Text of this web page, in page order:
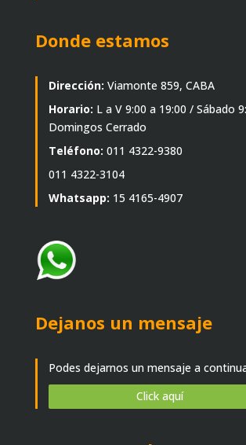
Donde estamos
Dirección: Viamonte 859, CABA
Horario: L a V 9:00 a 19:00 / Sábado
Domingos Cerrado
Teléfono: 011 4322-9380
011 4322-3104
Whatsapp: 15 4165-4907
Dejanos un mensaje
Podes dejarnos un mensaje a
Click aquí